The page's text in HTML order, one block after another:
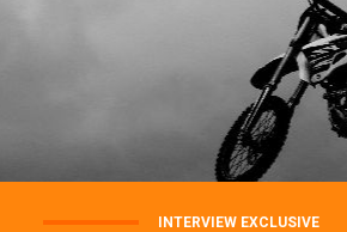
INTERVIEW EXCLUSIVE